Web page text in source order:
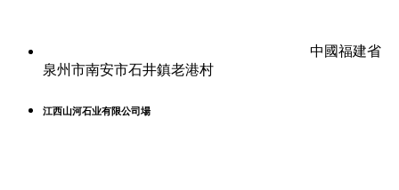
中國福建省
泉州市南安市石井鎮老港村
江西山河石业有限公司場